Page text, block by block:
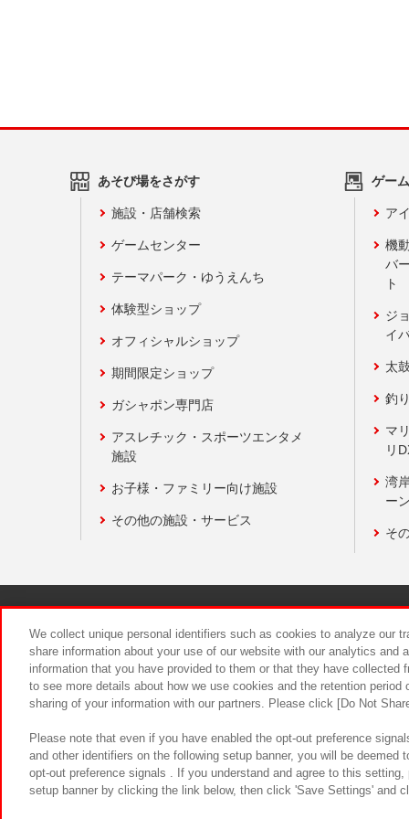
あそび場をさがす
施設・店舗検索
ゲームセンター
テーマパーク・ゆうえんち
体験型ショップ
オフィシャルショップ
期間限定ショップ
ガシャポン専門店
アスレチック・スポーツエンタメ
施設
お子様・ファミリー向け施設
その他の施設・サービス
ゲー
ア
機
バ
ト
ジ
イ
太
釣
マ
リ
湾
ー
そ
食品のご
We collect unique personal identifiers such as cookies to analyze our
share information about your use of our website with our analytics and
information that you have provided to them or that they have
to see more details about how we use cookies and the retention
sharing of your information with our partners. Please click [Do Not
Please note that even if you have enabled the opt-out preference
and other identifiers on the following setup banner, you will be
opt-out preference signals . If you understand and agree to this
setup banner by clicking the link below, then click 'Save Settings' and